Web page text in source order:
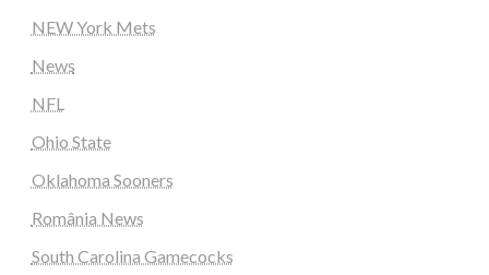
NEW York Mets
News
NFL
Ohio State
Oklahoma Sooners
România News
South Carolina Gamecocks